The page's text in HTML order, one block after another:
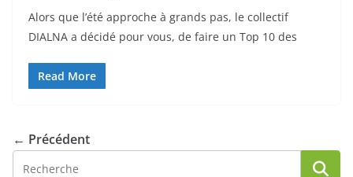
Alors que l’été approche à grands pas, le collectif
DIALNA a décidé pour vous, de faire un Top 10 des
Read More
← Précédent